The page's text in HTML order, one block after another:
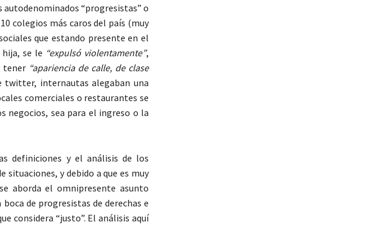
autodenominados “progresistas” o
colegios más caros del país (muy
que estando presente en el
se le “expulsó violentamente”,
“apariencia de calle, de clase
twitter, internautas alegaban una
comerciales o restaurantes se
negocios, sea para el ingreso o la
definiciones y el análisis de los
y debido a que es muy
aborda el omnipresente asunto
de progresistas de derechas e
considera “justo”. El análisis aquí